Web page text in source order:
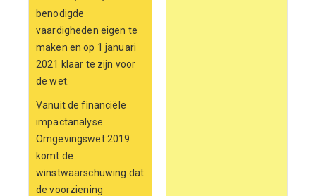
benodigde
vaardigheden eigen te
maken en op 1 januari
2021 klaar te zijn voor
de wet.
Vanuit de financiële
impactanalyse
Omgevingswet 2019
komt de
winstwaarschuwing dat
de voorziening